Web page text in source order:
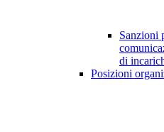
Sanzioni
di
Posizioni